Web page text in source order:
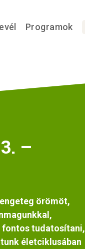
Programok
–
örömöt,
fontos tudatosítani,
életciklusában